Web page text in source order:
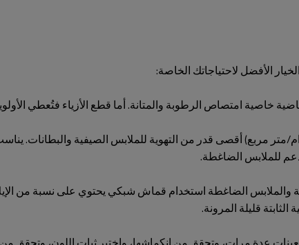
الأفضل لاحتياجاتك الخاصة:
خاصية امتصاص الرطوبة والمتانة. أما قطع الأزياء فتُعطي
والملابس الضاغطة استخدام قماش شبكي يحتوي على نسبة من
قليلة المرونة.